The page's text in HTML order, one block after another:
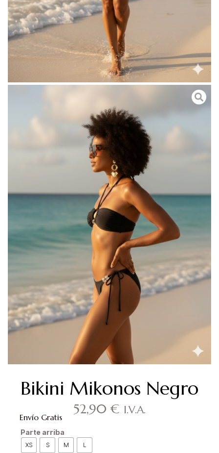
Bikini Mikonos Negro
52,90 € I.V.A.
Envío Gratis
Parte arriba
XS S M L